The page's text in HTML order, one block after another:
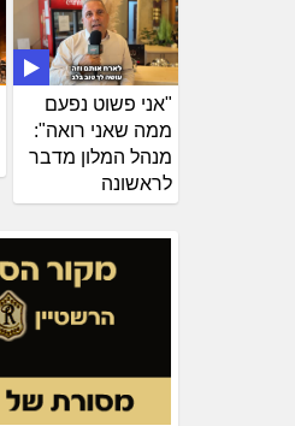
"אני פשוט נפעם
ממה שאני רואה":
מנהל המלון מדבר
לראשונה